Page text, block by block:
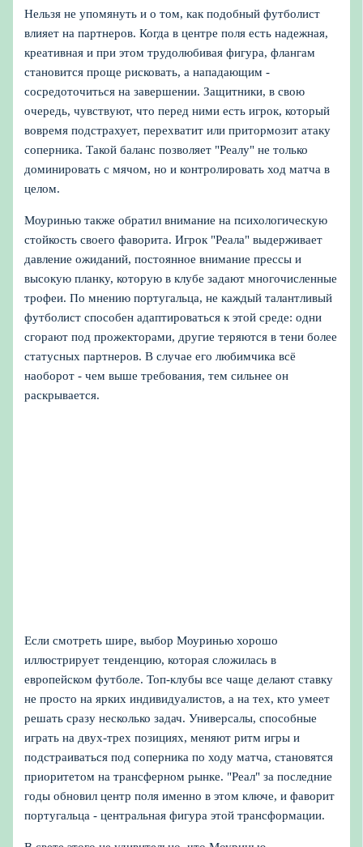
Нельзя не упомянуть и о том, как подобный футболист
влияет на партнеров. Когда в центре поля есть надежная,
креативная и при этом трудолюбивая фигура, флангам
становится проще рисковать, а нападающим -
сосредоточиться на завершении. Защитники, в свою
очередь, чувствуют, что перед ними есть игрок, который
вовремя подстрахует, перехватит или притормозит атаку
соперника. Такой баланс позволяет "Реалу" не только
доминировать с мячом, но и контролировать ход матча в
целом.
Моуринью также обратил внимание на психологическую
стойкость своего фаворита. Игрок "Реала" выдерживает
давление ожиданий, постоянное внимание прессы и
высокую планку, которую в клубе задают многочисленные
трофеи. По мнению португальца, не каждый талантливый
футболист способен адаптироваться к этой среде: одни
сгорают под прожекторами, другие теряются в тени более
статусных партнеров. В случае его любимчика всё
наоборот - чем выше требования, тем сильнее он
раскрывается.
Если смотреть шире, выбор Моуринью хорошо
иллюстрирует тенденцию, которая сложилась в
европейском футболе. Топ-клубы все чаще делают ставку
не просто на ярких индивидуалистов, а на тех, кто умеет
решать сразу несколько задач. Универсалы, способные
играть на двух-трех позициях, меняют ритм игры и
подстраиваться под соперника по ходу матча, становятся
приоритетом на трансферном рынке. "Реал" за последние
годы обновил центр поля именно в этом ключе, и фаворит
португальца - центральная фигура этой трансформации.